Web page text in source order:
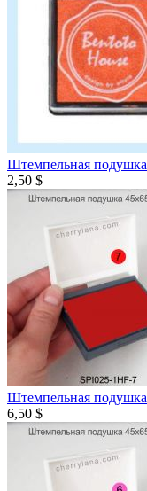
Штемпельная
2,50 $
Штемпельная
6,50 $